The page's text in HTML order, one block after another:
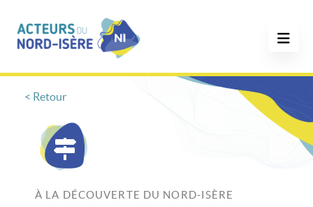
< Retour
À LA DÉCOUVERTE DU NORD-ISÈRE